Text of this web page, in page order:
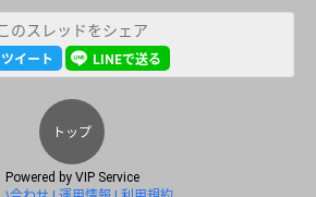
のスレッドをシェア
ツイート LINEで送る
トップ
Powered by VIP Service